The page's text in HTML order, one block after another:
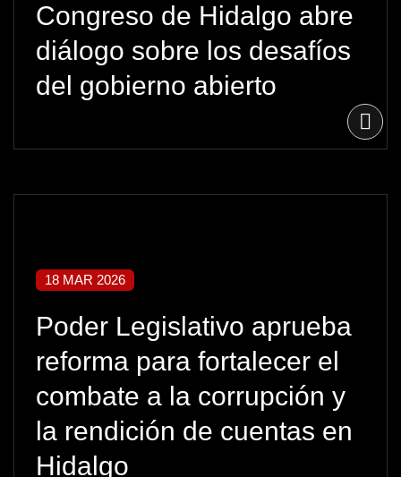
Congreso de Hidalgo abre
diálogo sobre los desafíos
del gobierno abierto
18 MAR 2026
Poder Legislativo aprueba
reforma para fortalecer el
combate a la corrupción y
la rendición de cuentas en
Hidalgo